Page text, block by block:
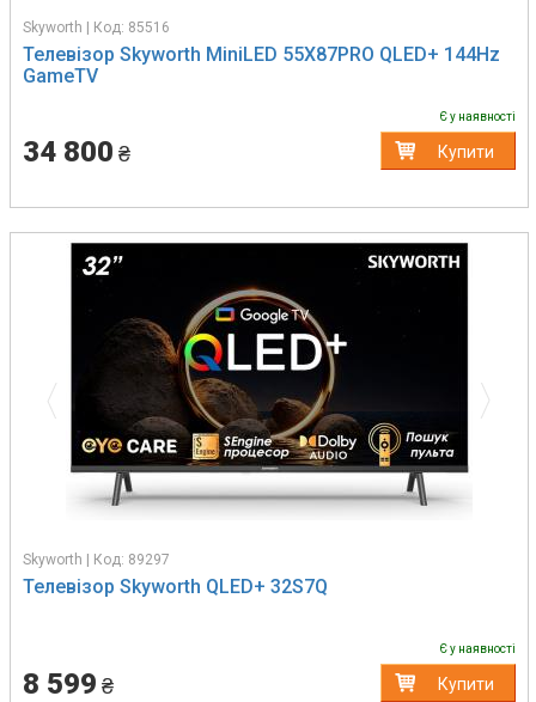
Skyworth | Код: 85516
Телевізор Skyworth MiniLED 55X87PRO QLED+ 144Hz
GameTV
Є у наявності
34 800 ₴ Купити
Previous
Skyworth | Код: 89297
Телевізор Skyworth QLED+ 32S7Q
Є у наявності
8 599 ₴ Купити